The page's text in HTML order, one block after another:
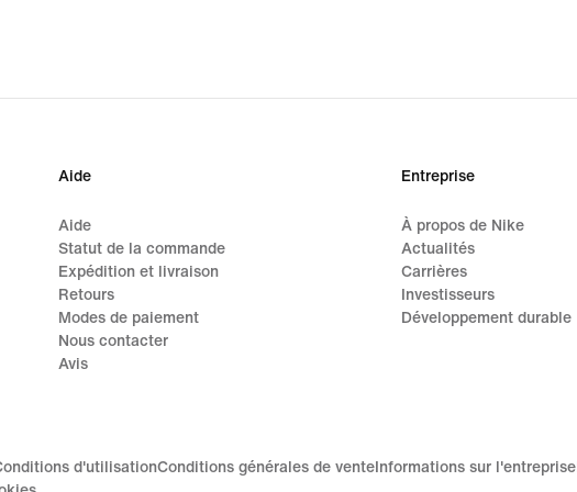
Aide
Aide
Statut de la commande
Expédition et livraison
Retours
Modes de paiement
Nous contacter
Avis
Entreprise
À propos de Nike
Actualités
Carrières
Investisseurs
Développement durable
d'utilisationConditions générales de vente Informations sur l'entreprise